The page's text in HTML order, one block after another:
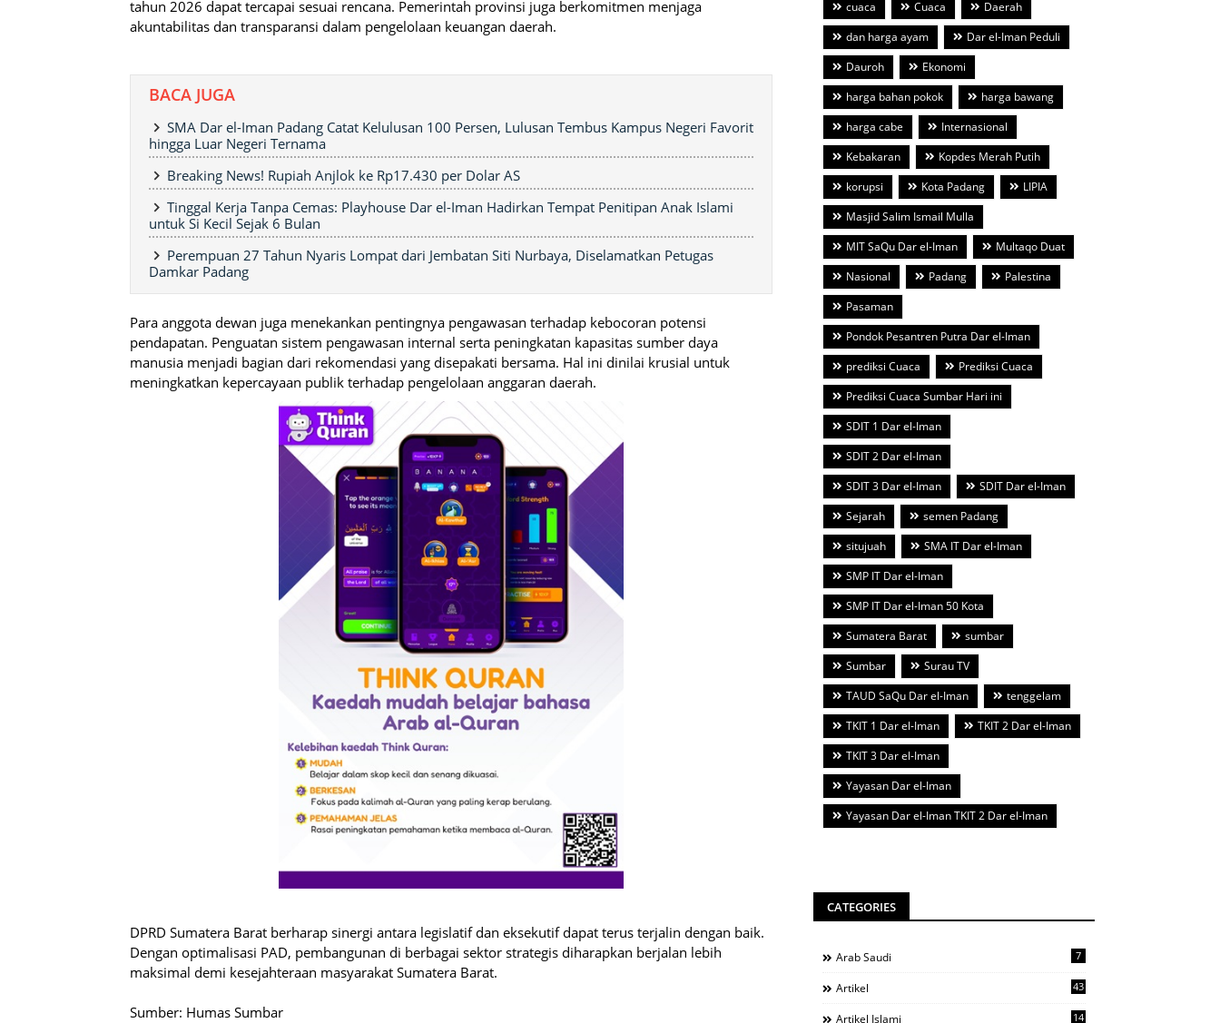
tahun 2026 dapat tercapai sesuai rencana. Pemerintah provinsi juga berkomitmen menjaga
akuntabilitas dan transparansi dalam pengelolaan keuangan daerah.
BACA JUGA
SMA Dar el-Iman Padang Catat Kelulusan 100 Persen, Lulusan Tembus Kampus Negeri Favorit
hingga Luar Negeri Ternama
Breaking News! Rupiah Anjlok ke Rp17.430 per Dolar AS
Tinggal Kerja Tanpa Cemas: Playhouse Dar el-Iman Hadirkan Tempat Penitipan Anak Islami
untuk Si Kecil Sejak 6 Bulan
Perempuan 27 Tahun Nyaris Lompat dari Jembatan Siti Nurbaya, Diselamatkan Petugas
Damkar Padang
Para anggota dewan juga menekankan pentingnya pengawasan terhadap kebocoran potensi
pendapatan. Penguatan sistem pengawasan internal serta peningkatan kapasitas sumber daya
manusia menjadi bagian dari rekomendasi yang disepakati bersama. Hal ini dinilai krusial untuk
meningkatkan kepercayaan publik terhadap pengelolaan anggaran daerah.
DPRD Sumatera Barat berharap sinergi antara legislatif dan eksekutif dapat terus terjalin dengan baik.
Dengan optimalisasi PAD, pembangunan di berbagai sektor strategis diharapkan berjalan lebih
maksimal demi kesejahteraan masyarakat Sumatera Barat.
Sumber: Humas Sumbar
cuaca
Cuaca
Daerah
dan harga ayam
Dar el-Iman Peduli
Dauroh
Ekonomi
harga bahan pokok
harga bawang
harga cabe
Internasional
Kebakaran
Kopdes Merah Putih
korupsi
Kota Padang
LIPIA
Masjid Salim Ismail Mulla
MIT SaQu Dar el-Iman
Multaqo Duat
Nasional
Padang
Palestina
Pasaman
Pondok Pesantren Putra Dar el-Iman
prediksi Cuaca
Prediksi Cuaca
Prediksi Cuaca Sumbar Hari ini
SDIT 1 Dar el-Iman
SDIT 2 Dar el-Iman
SDIT 3 Dar el-Iman
SDIT Dar el-Iman
Sejarah
semen Padang
situjuah
SMA IT Dar el-Iman
SMP IT Dar el-Iman
SMP IT Dar el-Iman 50 Kota
Sumatera Barat
sumbar
Sumbar
Surau TV
TAUD SaQu Dar el-Iman
tenggelam
TKIT 1 Dar el-Iman
TKIT 2 Dar el-Iman
TKIT 3 Dar el-Iman
Yayasan Dar el-Iman
Yayasan Dar el-Iman TKIT 2 Dar el-Iman
CATEGORIES
Arab Saudi 7
Artikel 43
Artikel Islami 14